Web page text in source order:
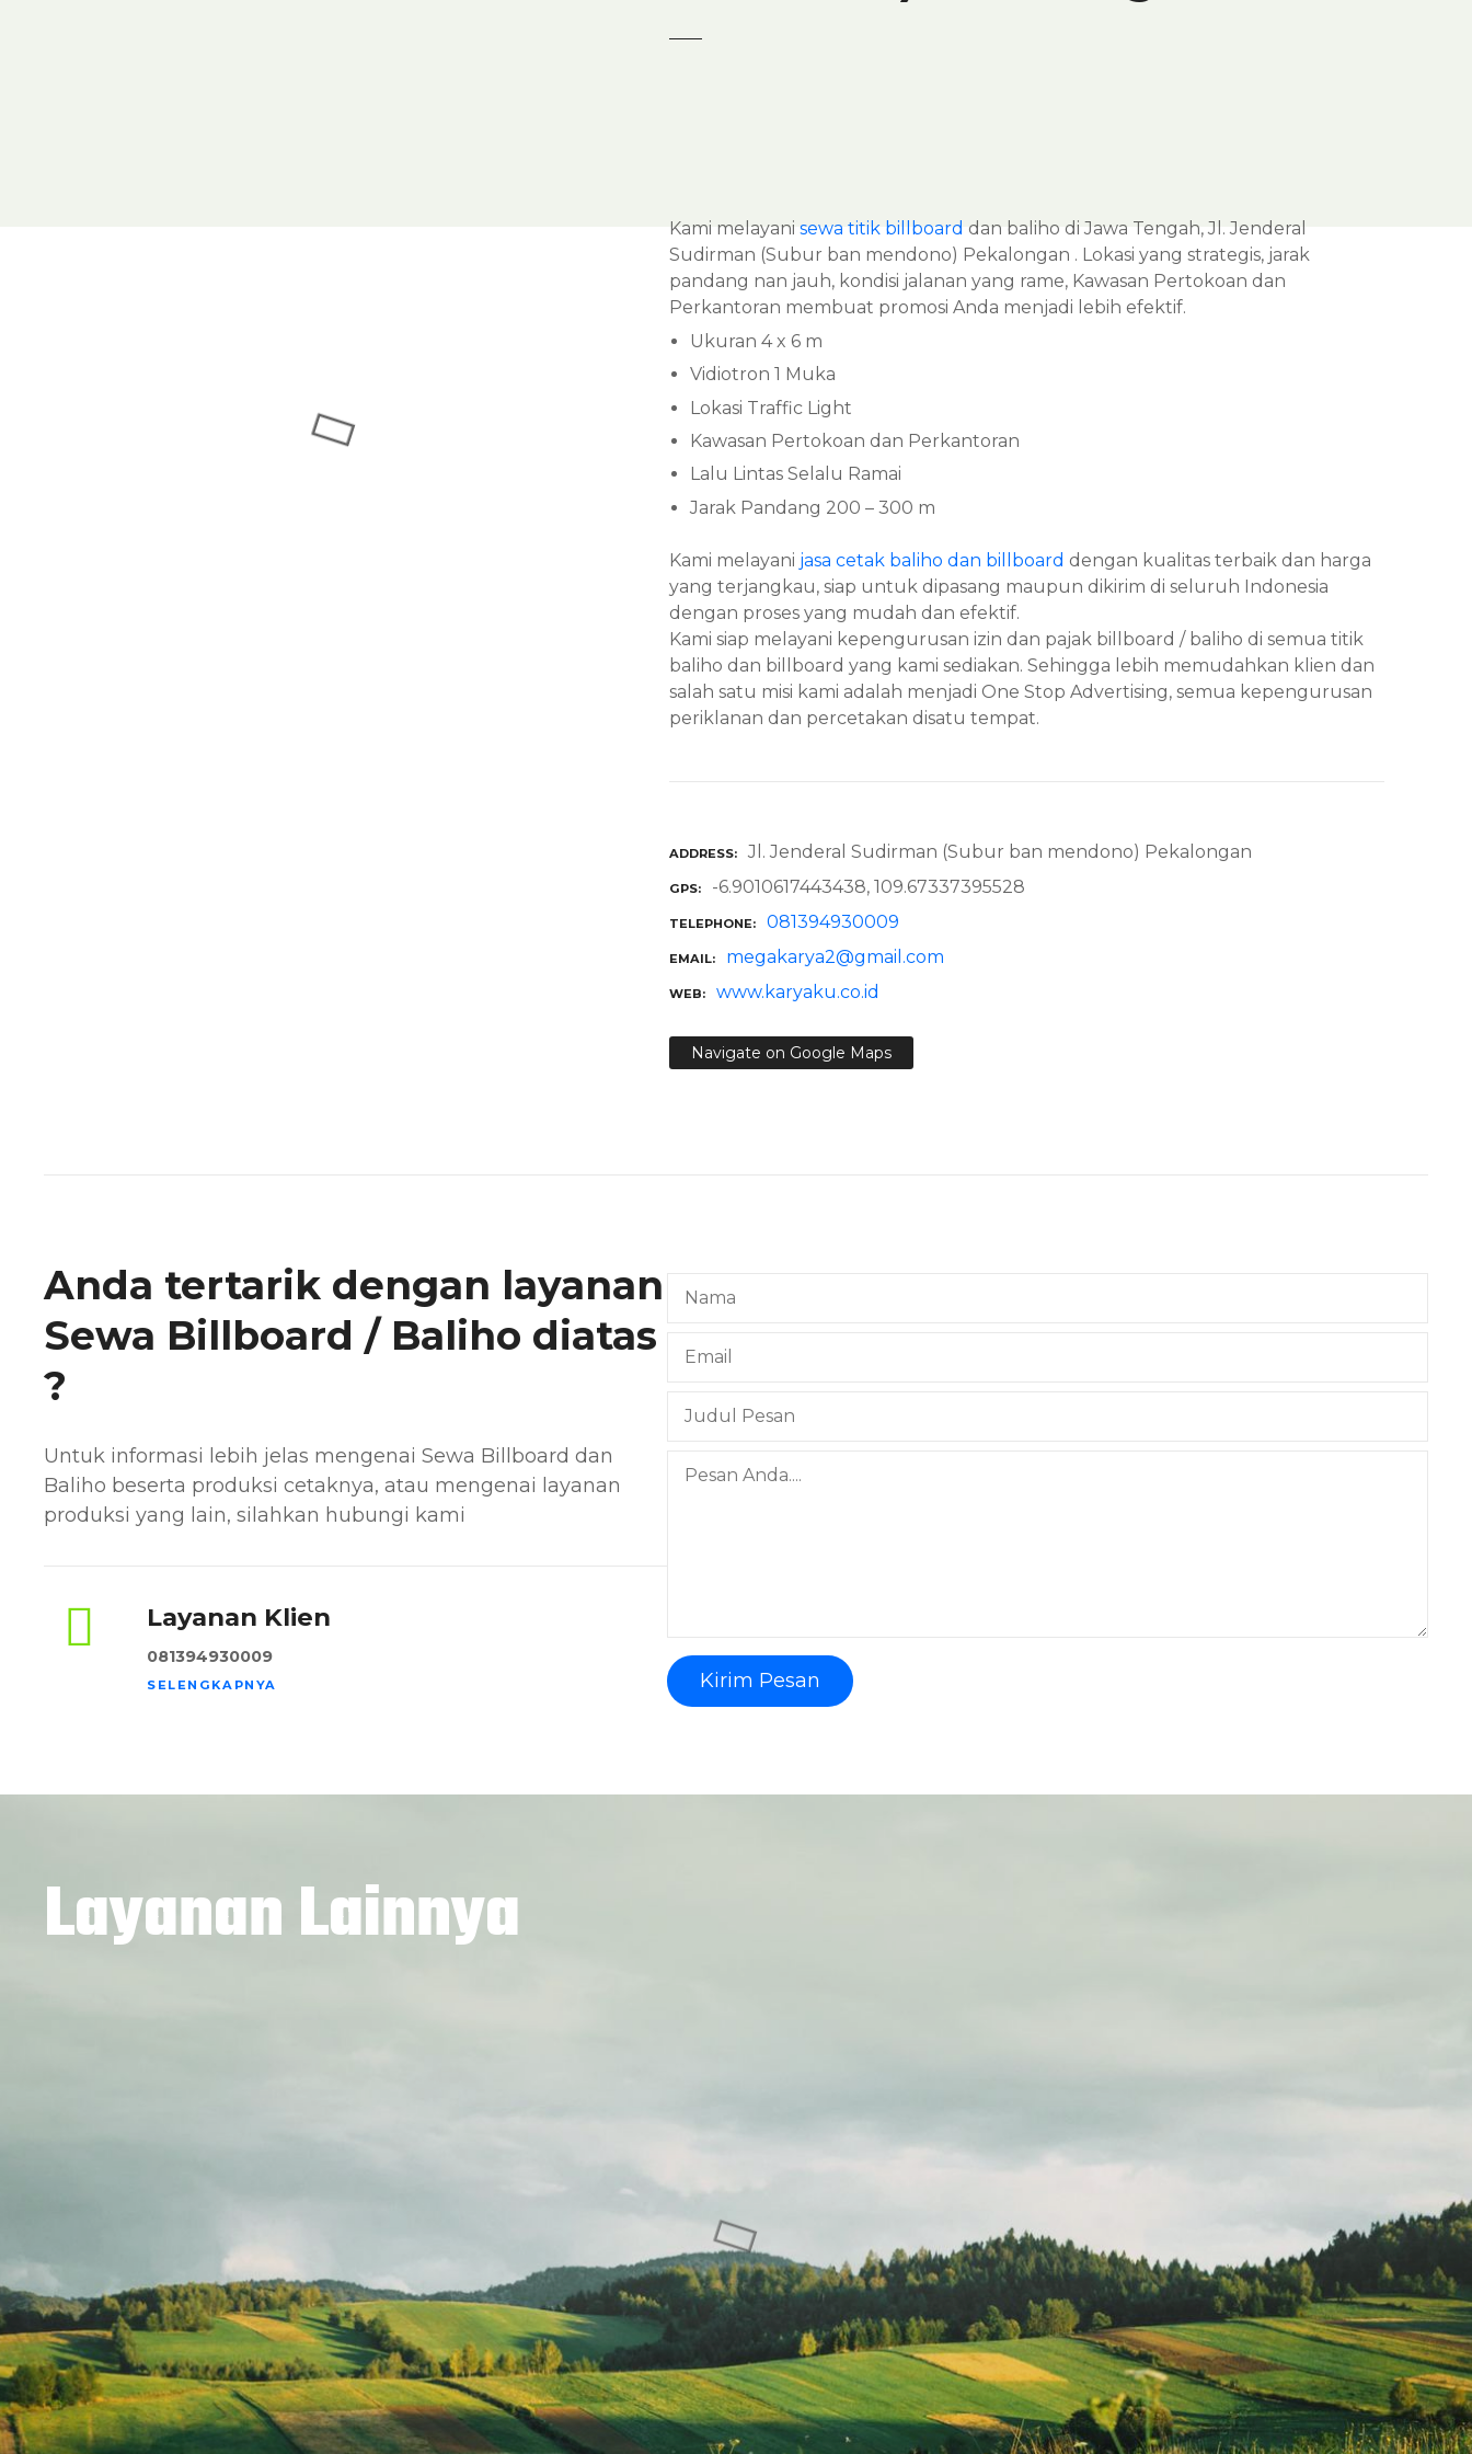
Kami melayani sewa titik billboard dan baliho di Jawa Tengah, Jl. Jenderal
Sudirman (Subur ban mendono) Pekalongan . Lokasi yang strategis, jarak
pandang nan jauh, kondisi jalanan yang rame, Kawasan Pertokoan dan
Perkantoran membuat promosi Anda menjadi lebih efektif.
Ukuran 4 x 6 m
Vidiotron 1 Muka
Lokasi Traffic Light
Kawasan Pertokoan dan Perkantoran
Lalu Lintas Selalu Ramai
Jarak Pandang 200 – 300 m
Kami melayani jasa cetak baliho dan billboard dengan kualitas terbaik dan harga
yang terjangkau, siap untuk dipasang maupun dikirim di seluruh Indonesia
dengan proses yang mudah dan efektif.
Kami siap melayani kepengurusan izin dan pajak billboard / baliho di semua titik
baliho dan billboard yang kami sediakan. Sehingga lebih memudahkan klien dan
salah satu misi kami adalah menjadi One Stop Advertising, semua kepengurusan
periklanan dan percetakan disatu tempat.
ADDRESS Jl. Jenderal Sudirman (Subur ban mendono) Pekalongan
GPS -6.9010617443438, 109.67337395528
TELEPHONE 081394930009
EMAIL megakarya2@gmail.com
WEB www.karyaku.co.id
Navigate on Google Maps
Anda tertarik dengan layanan
Sewa Billboard / Baliho diatas
?
Untuk informasi lebih jelas mengenai Sewa Billboard dan
Baliho beserta produksi cetaknya, atau mengenai layanan
produksi yang lain, silahkan hubungi kami
Layanan Klien
081394930009
SELENGKAPNYA Kirim Pesan
Layanan Lainnya
BALIHO BILLBOARD
Raden Intan (Depan
Lampung
BALIHO BILLBOARD
Baliho di Garut, Jl.
Pasundan, Kota Kulon –
BALIHO BILLBOARD
Sewa Titik Billboard dan
Baliho di Bandung, Jl.
Pasar Kaliki / Sukajadi
(Depan Kampus Inten)
Bandung
BALIHO BILLBOARD